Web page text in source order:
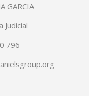
GARCIA
Judicial
796